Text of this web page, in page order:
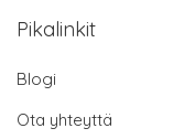
Pikalinkit
Blogi
Ota yhteyttä